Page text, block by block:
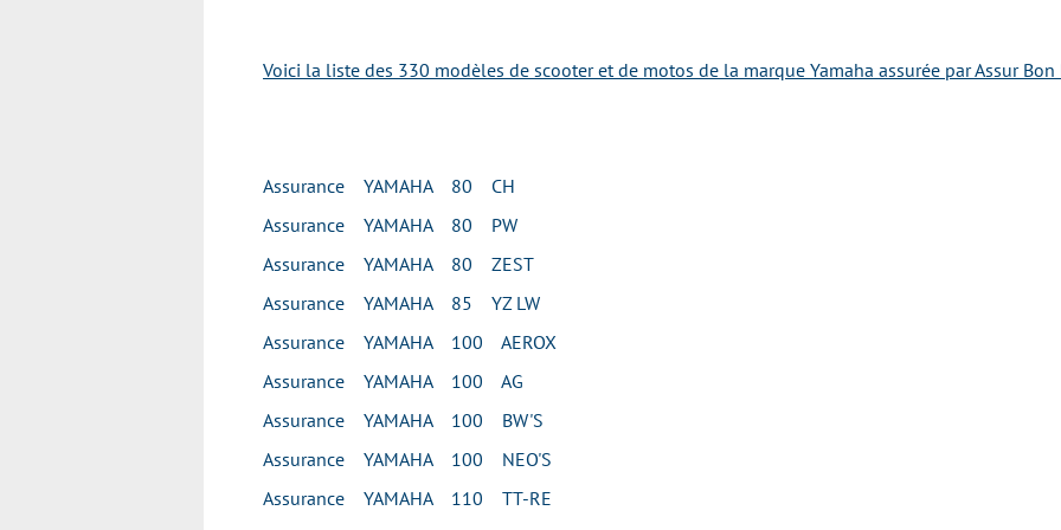
Voici la liste des 330 modèles de scooter et de motos de la marque Yamaha assurée par Assur Bon
Assurance YAMAHA 80 CH
Assurance YAMAHA 80 PW
Assurance YAMAHA 80 ZEST
Assurance YAMAHA 85 YZ LW
Assurance YAMAHA 100 AEROX
Assurance YAMAHA 100 AG
Assurance YAMAHA 100 BW'S
Assurance YAMAHA 100 NEO'S
Assurance YAMAHA 110 TT-RE